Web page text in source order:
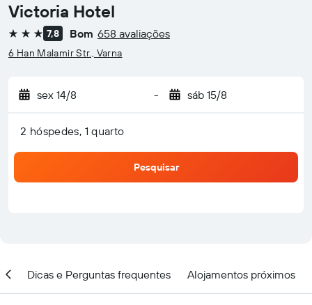
Victoria Hotel
3 estrelas7,8 Bom 658 avaliações
6 Han Malamir Str., Varna
sex 14/8 - sáb 15/8
2 hóspedes, 1 quarto
Pesquisar
Dicas e Perguntas frequentes Alojamentos próximos